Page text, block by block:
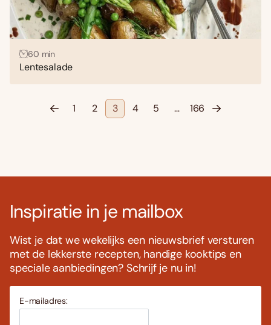
60 min
Lentesalade
1 2 3 4 5 … 166
Inspiratie in je mailbox
Wist je dat we wekelijks een nieuwsbrief versturen
met de lekkerste recepten, handige kooktips en
speciale aanbiedingen? Schrijf je nu in!
E-mailadres: